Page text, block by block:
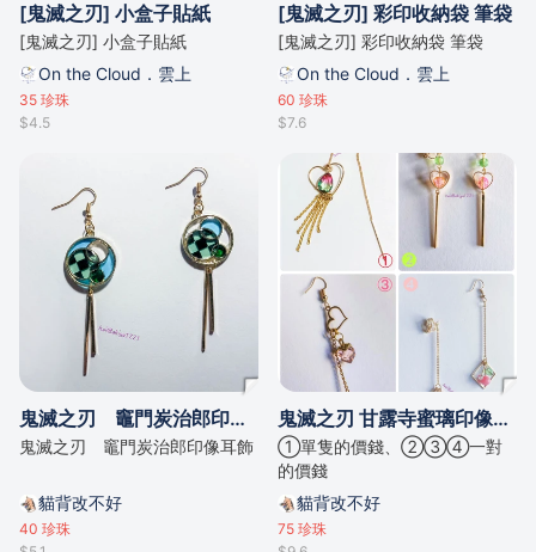
[鬼滅之刃] 小盒子貼紙
[鬼滅之刃] 小盒子貼紙
On the Cloud．雲上
35 珍珠
$4.5
[鬼滅之刃] 彩印收納袋 筆袋
[鬼滅之刃] 彩印收納袋 筆袋
On the Cloud．雲上
60 珍珠
$7.6
鬼滅之刃 竈門炭治郎印像耳飾
鬼滅之刃 竈門炭治郎印像耳飾
貓背改不好
40 珍珠
鬼滅之刃 甘露寺蜜璃印像耳環
①單隻的價錢、②③④一對
的價錢
貓背改不好
75 珍珠